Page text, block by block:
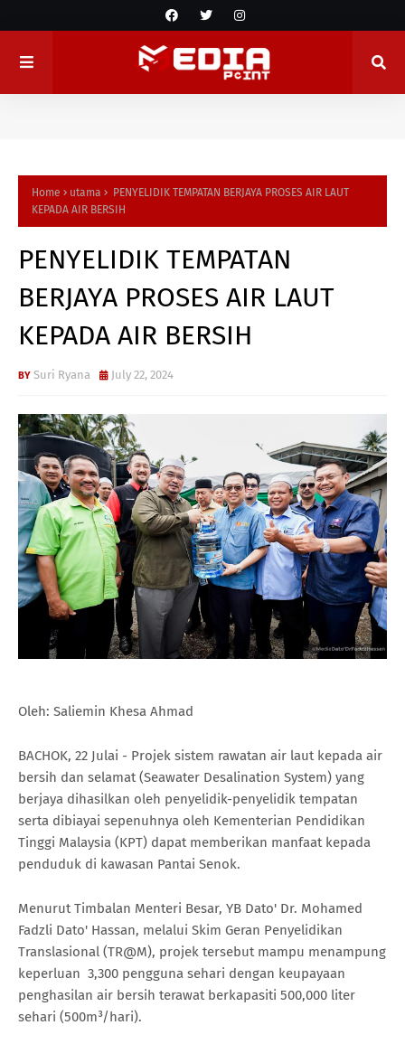
Home utama
PENYELIDIK TEMPATAN BERJAYA PROSES AIR LAUT
KEPADA AIR BERSIH
PENYELIDIK TEMPATAN
BERJAYA PROSES AIR LAUT
KEPADA AIR BERSIH
Suri Ryana July 22, 2024
Oleh: Saliemin Khesa Ahmad
BACHOK, 22 Julai - Projek sistem rawatan air laut kepada air
bersih dan selamat (Seawater Desalination System) yang
berjaya dihasilkan oleh penyelidik-penyelidik tempatan
serta dibiayai sepenuhnya oleh Kementerian Pendidikan
Tinggi Malaysia (KPT) dapat memberikan manfaat kepada
penduduk di kawasan Pantai Senok.
Menurut Timbalan Menteri Besar, YB Dato' Dr. Mohamed
Fadzli Dato' Hassan, melalui Skim Geran Penyelidikan
Translasional (TR@M), projek tersebut mampu menampung
keperluan 3,300 pengguna sehari dengan keupayaan
penghasilan air bersih terawat berkapasiti 500,000 liter
sehari (500m³/hari).